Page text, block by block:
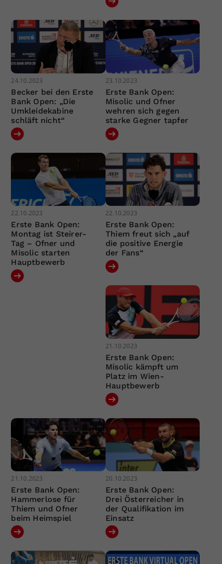
24.10.2023
Becker bei den Erste
Bank Open: „Die
Umkleidekabine
schläft nicht“
23.10.2023
Erste Bank Open:
Misolic und Ofner
wehren sich gegen
starke Gegner tapfer
22.10.2023
Erste Bank Open:
Montag ist Steirer-
Tag – Ofner und
Misolic starten
Hauptbewerb
22.10.2023
Erste Bank Open:
Thiem freut sich „auf
die positive Energie
der Fans“
21.10.2023
Erste Bank Open:
Misolic kämpft um
Platz im Wien-
Hauptbewerb
21.10.2023
Erste Bank Open:
Hammerlose für
Thiem und Ofner
beim Heimspiel
20.10.2023
Erste Bank Open:
Drei Österreicher in
der Qualifikation im
Einsatz